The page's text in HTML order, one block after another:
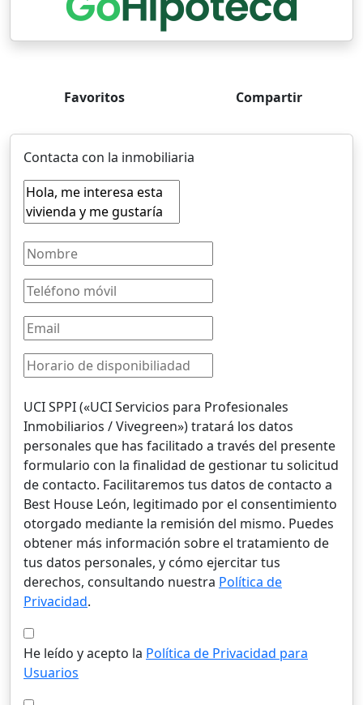
Favoritos Compartir
Contacta con la inmobiliaria
UCI SPPI («UCI Servicios para Profesionales
Inmobiliarios / Vivegreen») tratará los datos
personales que has facilitado a través del presente
formulario con la finalidad de gestionar tu solicitud
de contacto. Facilitaremos tus datos de contacto a
Best House León, legitimado por el consentimiento
otorgado mediante la remisión del mismo. Puedes
obtener más información sobre el tratamiento de
tus datos personales, y cómo ejercitar tus
derechos, consultando nuestra Política de
Privacidad.
He leído y acepto la Política de Privacidad para
Usuarios